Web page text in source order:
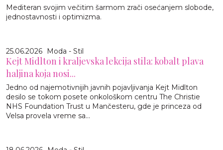
Mediteran svojim večitim šarmom zrači osećanjem slobode,
jednostavnosti i optimizma.
25.06.2026 Moda - Stil
Kejt Midlton i kraljevska lekcija stila: kobalt plava
haljina koja nosi...
Jedno od najemotivnijih javnih pojavljivanja Kejt Midlton
desilo se tokom posete onkološkom centru The Christie
NHS Foundation Trust u Mančesteru, gde je princeza od
Velsa provela vreme sa...